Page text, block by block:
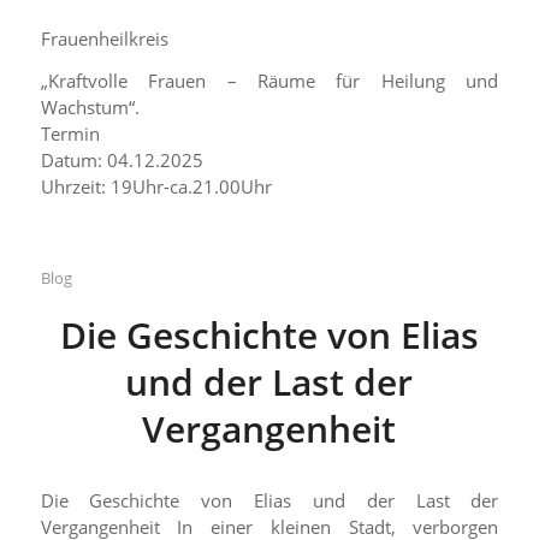
Frauenheilkreis
„Kraftvolle Frauen – Räume für Heilung und
Wachstum“.
Termin
Datum: 04.12.2025
Uhrzeit: 19Uhr-ca.21.00Uhr
Blog
Die Geschichte von Elias
und der Last der
Vergangenheit
Die Geschichte von Elias und der Last der
Vergangenheit In einer kleinen Stadt, verborgen